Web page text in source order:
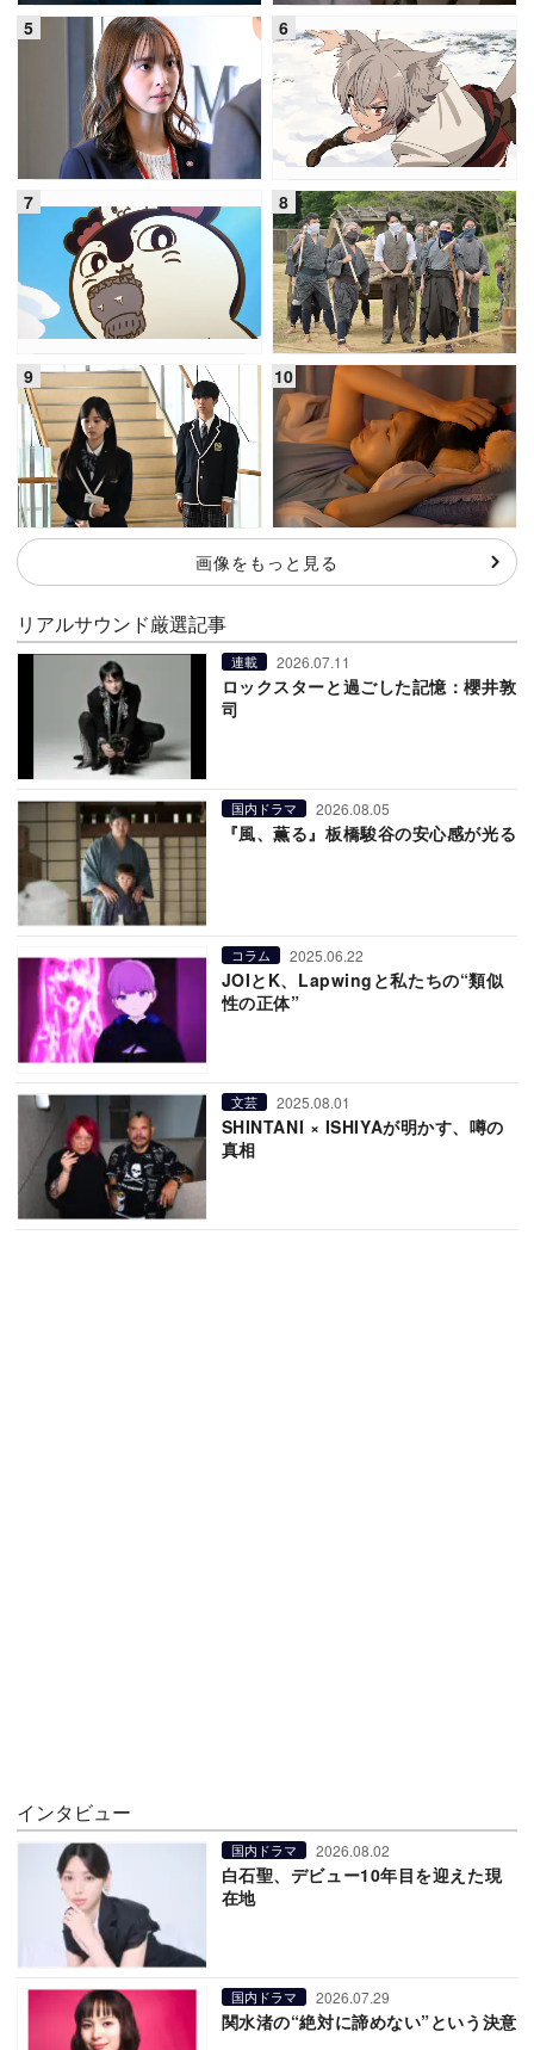
画像をもっと見る
リアルサウンド厳選記事
連載 2026.07.11
ロックスターと過ごした記憶：櫻井敦
司
国内ドラマ 2026.08.05
『風、薫る』板橋駿谷の安心感が光る
コラム 2025.06.22
JOIとK、Lapwingと私たちの“類似
性の正体”
文芸 2025.08.01
SHINTANI × ISHIYAが明かす、噂の
真相
インタビュー
国内ドラマ 2026.08.02
白石聖、デビュー10年目を迎えた現
在地
国内ドラマ 2026.07.29
関水渚の“絶対に諦めない”という決意